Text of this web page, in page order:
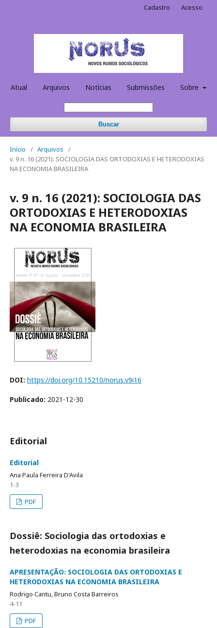
Atual Arquivos Notícias Submissões Sobre
Buscar
Cadastro Acesso
Início / Arquivos
/
v. 9 n. 16 (2021): SOCIOLOGIA DAS ORTODOXIAS E HETERODOXIAS
NA ECONOMIA BRASILEIRA
v. 9 n. 16 (2021): SOCIOLOGIA DAS
ORTODOXIAS E HETERODOXIAS
NA ECONOMIA BRASILEIRA
DOI: https://doi.org/10.15210/norus.v9i16
Publicado: 2021-12-30
Editorial
Editorial
Ana Paula Ferreira D'Avila
1-3
PDF
Dossiê: Sociologia das ortodoxias e
heterodoxias na economia brasileira
APRESENTAÇÃO: SOCIOLOGIA DAS ORTODOXIAS E
HETERODOXIAS NA ECONOMIA BRASILEIRA
Rodrigo Cantu, Bruno Costa Barreiros
4-11
PDF